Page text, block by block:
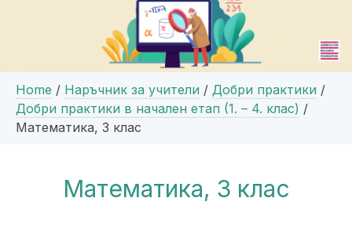
Home / Наръчник за учители / Добри практики /
Добри практики в начален етап (1. – 4. клас) /
Математика, 3 клас
Математика, 3 клас